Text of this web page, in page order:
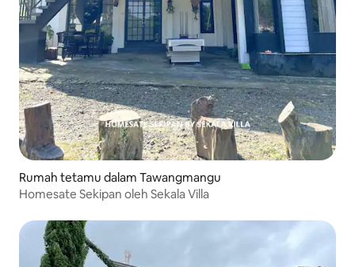
Rumah tetamu dalam Tawangmangu
Homesate Sekipan oleh Sekala Villa